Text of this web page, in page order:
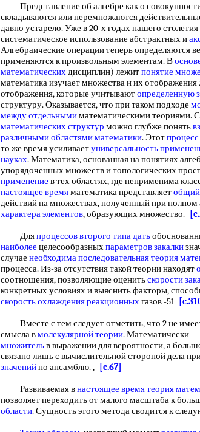
Представление об алгебре как о
складываются или перемножаются
давно устарело. Уже в 20-х годах нашего столетия
систематическое использование абстрактных и
Алгебраические операции теперь определяются
применяются к произвольным элементам. В
математическихдисциплин) лежитпонятие
математика изучает множества и их отображения
отображения, которые учитываютопределенную
структуру. Оказывается, что при таком подходе
между отдельнымиматематическими теориями. С
математических структур можно глубже понять
различнымиобластями математики. Этот
то же время усиливаетуниверсальность
науках. Математика, основанная на понятиях
упорядоченных множеств и топологических
применение в тех областях, где неприменима
настоящее времяматематика представляет
действий на множествах, полученный при полном
характера элементов, образующих множество.
Дляпроцессов второго типа дать
наиболее целесообразныхпараметров закалки
случае необходима последовательнаятеория
процесса. Из-за отсутствия такой теории находят
соотношения, позволяющие оценитьскорости
конкретных условиях и выяснить факторы,
скоростьохлаждения реакционныхгазов -51
Вместе с тем следует отметить, что 2 не
смысла вмолекулярной теории. Математически —
множительв выражении для вероятности, а
связано лишь с вычислительной стороной дела
значенийпо ансамблю. ,
[c.67]
Развиваемая внастоящее времятеория
позволяет переходить от малого масштаба к
области. Сущность этого метода сводится к